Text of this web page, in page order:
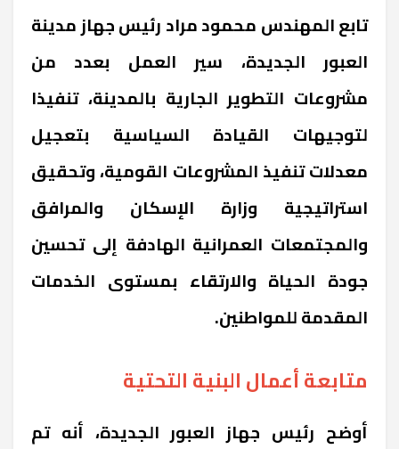
تابع المهندس محمود مراد رئيس جهاز مدينة
العبور الجديدة، سير العمل بعدد من
مشروعات التطوير الجارية بالمدينة، تنفيذا
لتوجيهات القيادة السياسية بتعجيل
معدلات تنفيذ المشروعات القومية، وتحقيق
استراتيجية وزارة الإسكان والمرافق
والمجتمعات العمرانية الهادفة إلى تحسين
جودة الحياة والارتقاء بمستوى الخدمات
المقدمة للمواطنين.
متابعة أعمال البنية التحتية
أوضح رئيس جهاز العبور الجديدة، أنه تم